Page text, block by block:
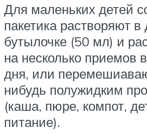
Для маленьких детей
пакетика растворяют в
бутылочке (50 мл) и
на несколько приемов
дня, или
нибудь полужидким
(каша, пюре, компот,
питание).